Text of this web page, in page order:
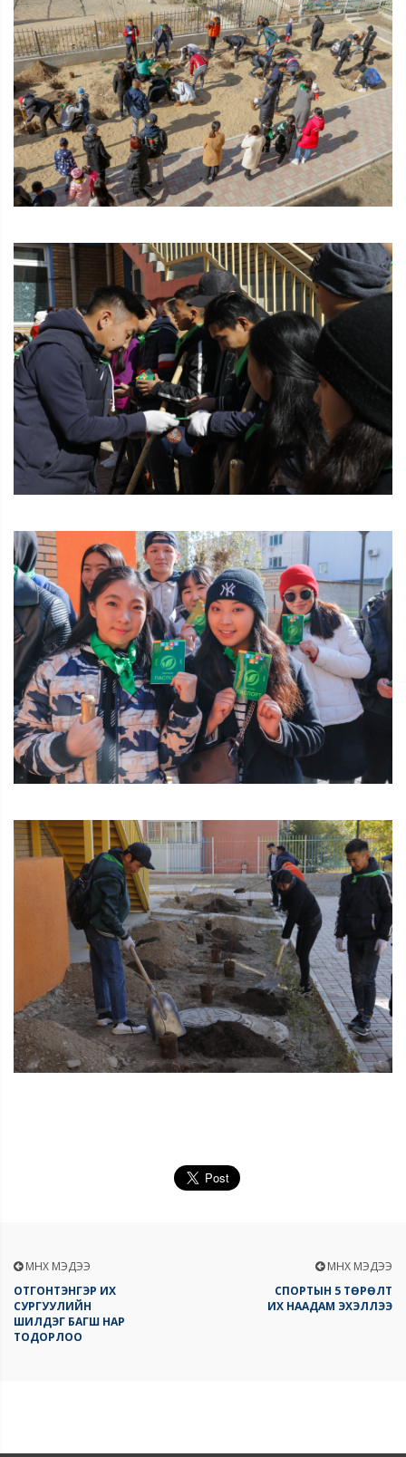
ӨМНӨХ МЭДЭЭ
ОТГОНТЭНГЭР ИХ
СУРГУУЛИЙН
ШИЛДЭГ БАГШ НАР
ТОДОРЛОО
ӨМНӨХ МЭДЭЭ
СПОРТЫН 5 ТӨРӨЛТ
ИХ НААДАМ ЭХЭЛЛЭЭ